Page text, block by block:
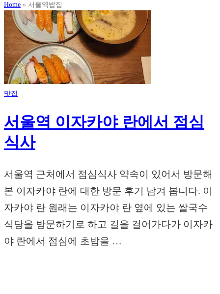
Home » 서울역밥집
맛집
서울역 이자카야 란에서 점심
식사
서울역 근처에서 점심식사 약속이 있어서 방문해
본 이자카야 란에 대한 방문 후기 남겨 봅니다. 이
자카야 란 원래는 이자카야 란 옆에 있는 쌀국수
식당을 방문하기로 하고 길을 걸어가다가 이자카
야 란에서 점심에 초밥을 …